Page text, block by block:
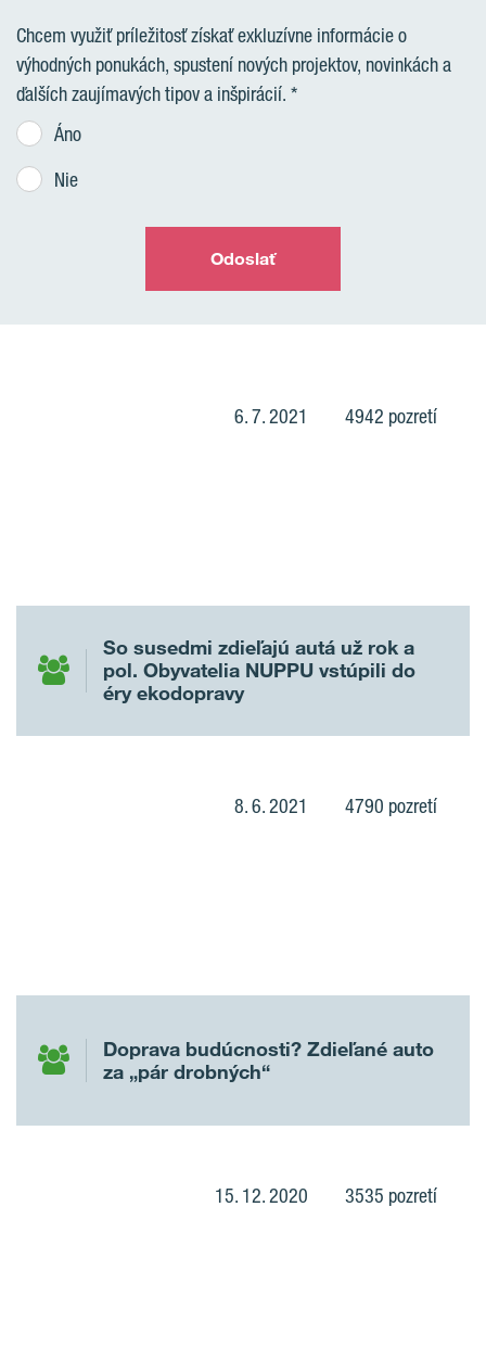
Chcem využiť príležitosť získať exkluzívne informácie o
výhodných ponukách, spustení nových projektov, novinkách a
ďalších zaujímavých tipov a inšpirácií.
Áno
Nie
Odoslať
6. 7. 2021 4942 pozretí
So susedmi zdieľajú autá už rok a
pol. Obyvatelia NUPPU vstúpili do
éry ekodopravy
8. 6. 2021 4790 pozretí
Doprava budúcnosti? Zdieľané auto
za „pár drobných“
15. 12. 2020 3535 pozretí